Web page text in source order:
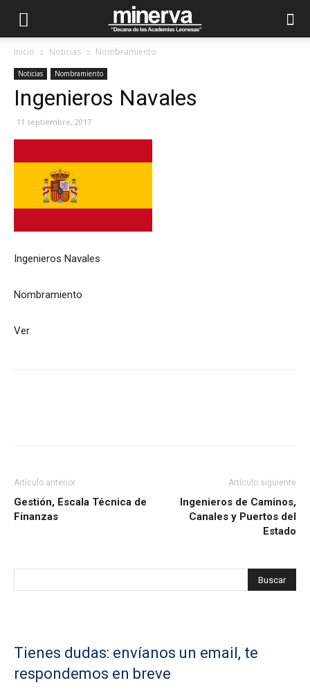
Inicio Noticias Nombramiento
Noticias Nombramiento
Ingenieros Navales
11 septiembre, 2017
Ingenieros Navales
Nombramiento
Ver
Artículo anterior
Gestión, Escala Técnica de
Finanzas
Artículo siguiente
Ingenieros de Caminos,
Canales y Puertos del
Estado
Tienes dudas: envíanos un email, te
respondemos en breve